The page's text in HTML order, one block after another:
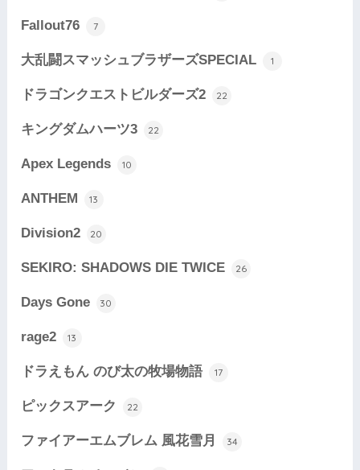
Fallout76 7
大乱闘スマッシュブラザーズSPECIAL 1
ドラゴンクエストビルダーズ2 22
キングダムハーツ3 22
Apex Legends 10
ANTHEM 13
Division2 20
SEKIRO: SHADOWS DIE TWICE 26
Days Gone 30
rage2 13
ドラえもん のび太の牧場物語 17
ピックスアーク 22
ファイアーエムブレム 風花雪月 34